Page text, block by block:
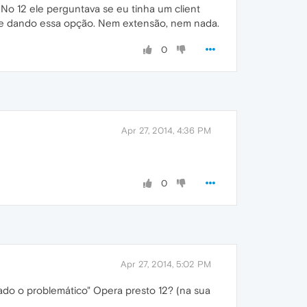
12 ele perguntava se eu tinha um client
essa opção. Nem extensão, nem nada.
0
Apr 27, 2014, 4:36 PM
0
Apr 27, 2014, 5:02 PM
o problemático" Opera presto 12? (na sua